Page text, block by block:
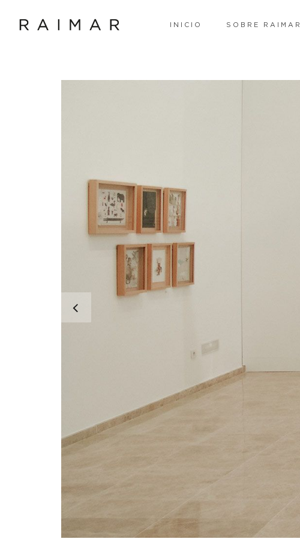
INICIO SOBRE RAIMAR